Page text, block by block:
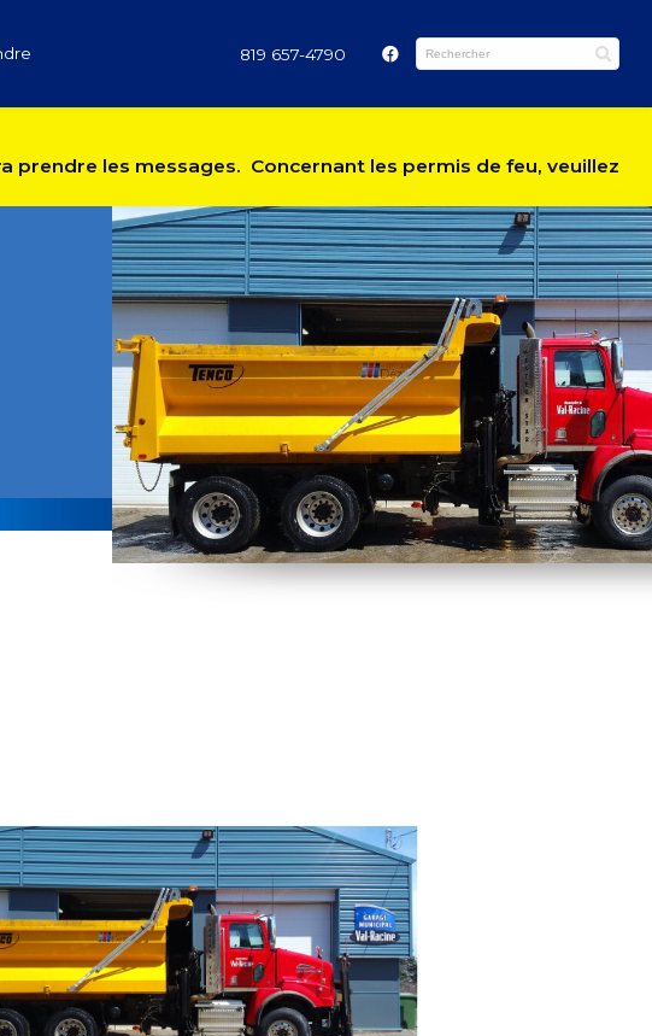
819 657-4790
prendre les messages. Concernant les permis de feu, veuillez